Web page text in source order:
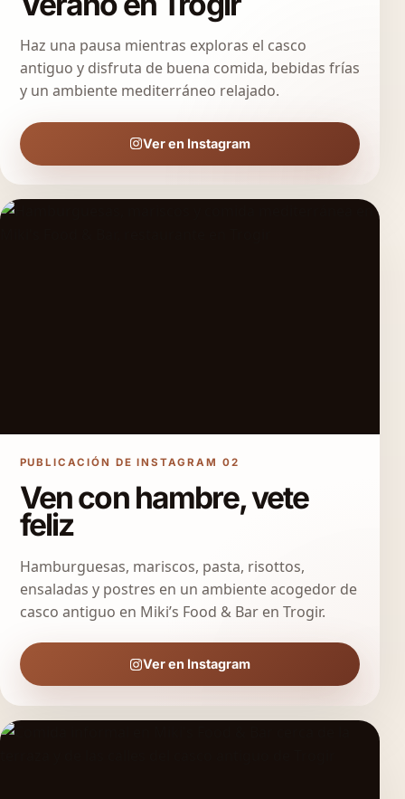
Haz una pausa mientras exploras el casco
antiguo y disfruta de buena comida, bebidas frías
y un ambiente mediterráneo relajado.
Ver en Instagram
PUBLICACIÓN DE INSTAGRAM 02
Ven con hambre, vete
feliz
Hamburguesas, mariscos, pasta, risottos,
ensaladas y postres en un ambiente acogedor de
casco antiguo en Miki’s Food & Bar en Trogir.
Ver en Instagram